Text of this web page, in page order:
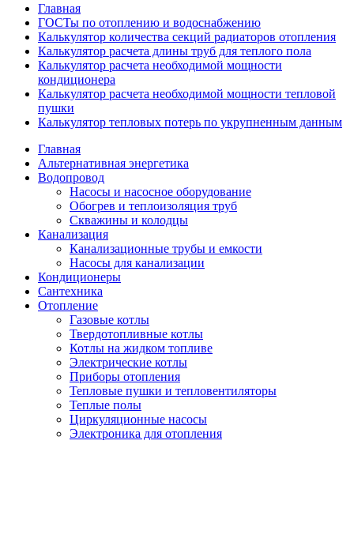
Главная
ГОСТы по отоплению и водоснабжению
Калькулятор количества секций радиаторов отопления
Калькулятор расчета длины труб для теплого пола
Калькулятор расчета необходимой мощности
кондиционера
Калькулятор расчета необходимой мощности тепловой
пушки
Калькулятор тепловых потерь по укрупненным данным
Главная
Альтернативная энергетика
Водопровод
Насосы и насосное оборудование
Обогрев и теплоизоляция труб
Скважины и колодцы
Канализация
Канализационные трубы и емкости
Насосы для канализации
Кондиционеры
Сантехника
Отопление
Газовые котлы
Твердотопливные котлы
Котлы на жидком топливе
Электрические котлы
Приборы отопления
Тепловые пушки и тепловентиляторы
Теплые полы
Циркуляционные насосы
Электроника для отопления